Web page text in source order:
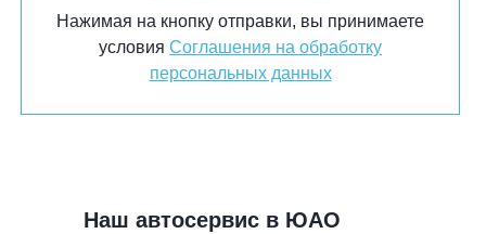
Нажимая на кнопку отправки, вы принимаете
условияСоглашения на обработку
персональных данных
Наш автосервис в ЮАО